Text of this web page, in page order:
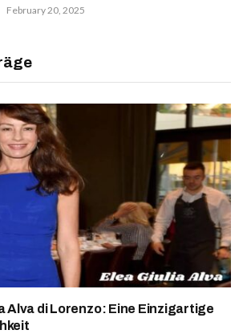
February 20, 2025
Alva di Lorenzo: Eine Einzigartige